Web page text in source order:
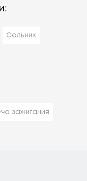
Сальник
зажигания